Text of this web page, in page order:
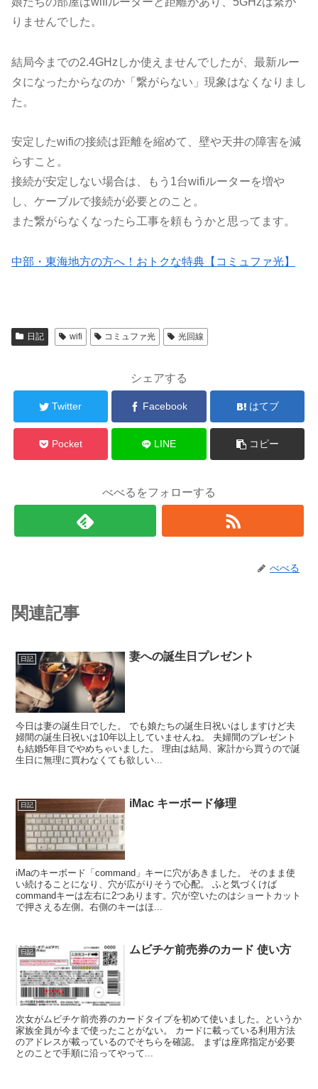
りませんでした。
結局今までの2.4GHzしか使えませんでしたが、最新ルー
タになったからなのか「繋がらない」現象はなくなりまし
た。
安定したwifiの接続は距離を縮めて、壁や天井の障害を減
らすこと。
接続が安定しない場合は、もう1台wifiルーターを増や
し、ケーブルで接続が必要とのこと。
また繋がらなくなったら工事を頼もうかと思ってます。
中部・東海地方の方へ！おトクな特典【コミュファ光】
日記 wifi コミュファ光 光回線
シェアする
Twitter Facebook はてブ
Pocket LINE コピー
べべるをフォローする
べべる
関連記事
日記 妻への誕生日プレゼント
今日は妻の誕生日でした。 でも娘たちの誕生日祝いはしますけど夫
婦間の誕生日祝いは10年以上していませんね。 夫婦間のプレゼント
も結婚5年目でやめちゃいました。 理由は結局、家計から買うので誕
生日に無理に買わなくても欲しい...
日記 iMac キーボード修理
iMaのキーボード「command」キーに穴があきました。 そのまま使
い続けることになり、穴が広がりそうで心配。 ふと気づくけば
commandキーは左右に2つあります。穴が空いたのはショートカット
で押さえる左側。右側のキーはほ...
日記 ムビチケ前売券のカード 使い方
次女がムビチケ前売券のカードタイプを初めて使いました。というか
家族全員が今まで使ったことがない。 カードに載っている利用方法
のアドレスが載っているのでそちらを確認。 まずは座席指定が必要
とのことで手順に沿ってやって...